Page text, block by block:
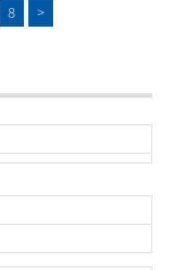
8 >